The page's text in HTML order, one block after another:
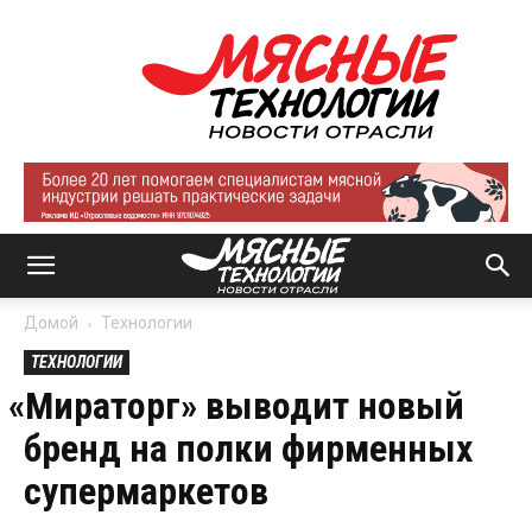
Мясные
технологии
|
Новости
отрасли
Домой Технологии
ТЕХНОЛОГИИ
«Мираторг» выводит новый
бренд на полки фирменных
супермаркетов